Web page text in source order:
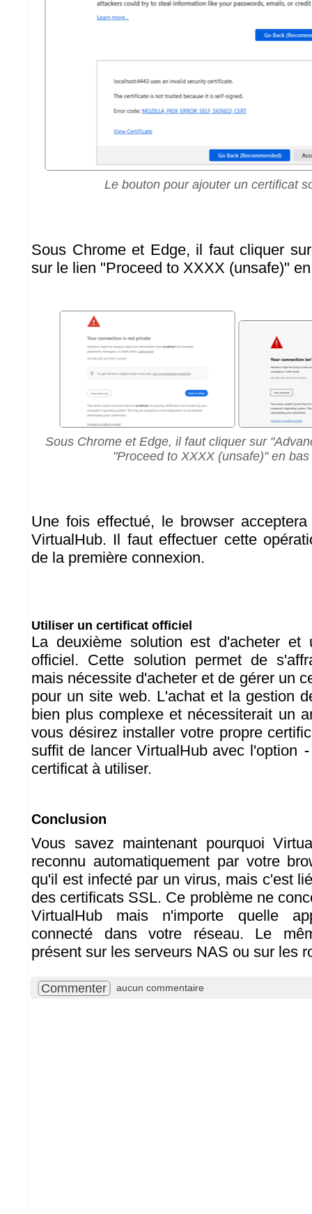
Le bouton pour ajouter un certificat
Sous Chrome et Edge, il faut cliquer
sur le lien "Proceed to XXXX (unsafe)"
Sous Chrome et Edge, il faut cliquer sur
"Proceed to XXXX (unsafe)" en
Une fois effectué, le browser
VirtualHub. Il faut effectuer cette
de la première connexion.
Utiliser un certificat officiel
La deuxième solution est d'acheter et
officiel. Cette solution permet de
mais nécessite d'acheter et de gérer un
pour un site web. L'achat et la gestion
bien plus complexe et nécessiterait un
vous désirez installer votre propre
suffit de lancer VirtualHub avec l'option
certificat à utiliser.
Conclusion
Vous savez maintenant pourquoi
reconnu automatiquement par votre
qu'il est infecté par un virus, mais c'est
des certificats SSL. Ce problème ne
VirtualHub mais n'importe quelle
connecté dans votre réseau. Le
présent sur les serveurs NAS ou sur les
Commenter aucun commentaire